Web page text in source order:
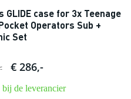
GLIDE case for 3x Teenage
Operators Sub +
Set
€ 286,-
de leverancier